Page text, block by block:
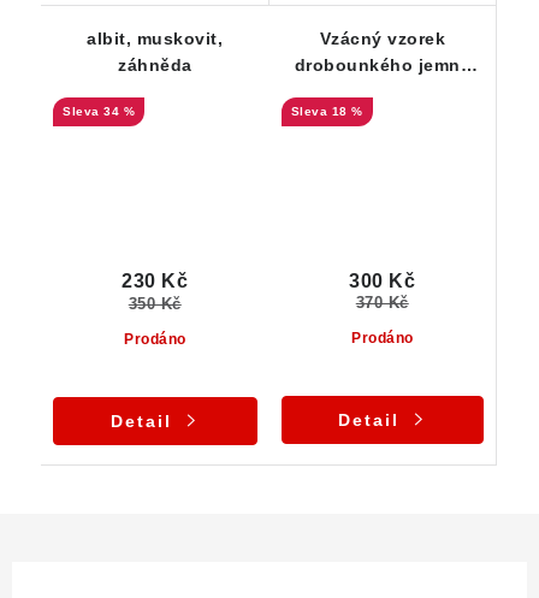
albit, muskovit,
záhněda
34 %
Prodáno
230 Kč
350 Kč
Detail
Vzácný vzorek
drobounkého jemně
Dolní Bory
18 %
Prodáno
300 Kč
370 Kč
Detail